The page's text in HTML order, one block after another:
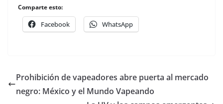
Comparte esto:
Facebook WhatsApp
Prohibición de vapeadores abre puerta al mercado
negro: México y el Mundo Vapeando